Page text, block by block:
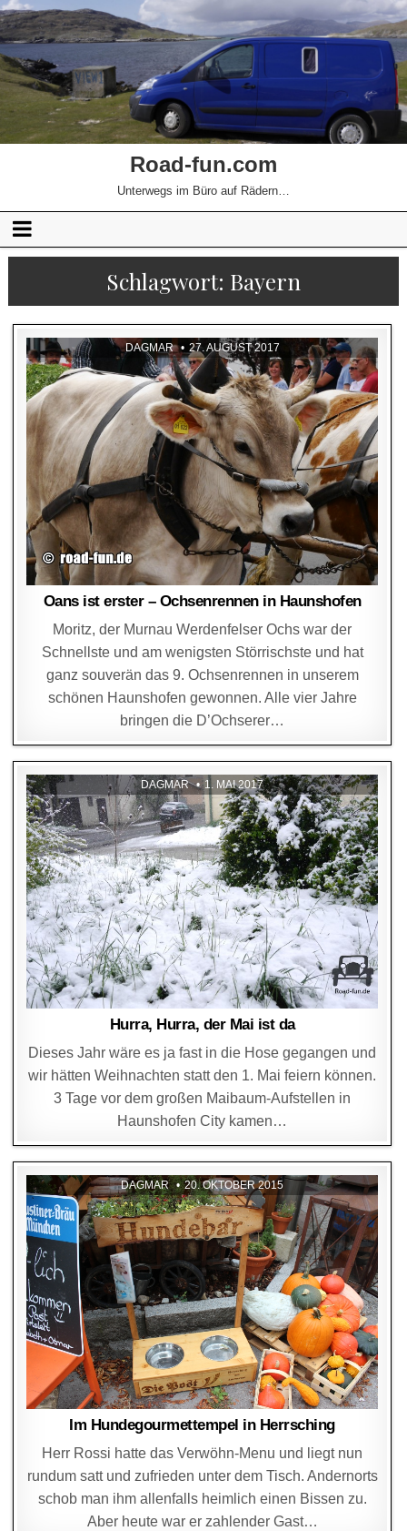
Road-fun.com
Unterwegs im Büro auf Rädern…
Schlagwort: Bayern
DAGMAR 27. AUGUST 2017
Oans ist erster – Ochsenrennen in Haunshofen
Moritz, der Murnau Werdenfelser Ochs war der
Schnellste und am wenigsten Störrischste und hat
ganz souverän das 9. Ochsenrennen in unserem
schönen Haunshofen gewonnen. Alle vier Jahre
bringen die D’Ochserer…
DAGMAR 1. MAI 2017
Hurra, Hurra, der Mai ist da
Dieses Jahr wäre es ja fast in die Hose gegangen und
wir hätten Weihnachten statt den 1. Mai feiern können.
3 Tage vor dem großen Maibaum-Aufstellen in
Haunshofen City kamen…
DAGMAR 20. OKTOBER 2015
Im Hundegourmettempel in Herrsching
Herr Rossi hatte das Verwöhn-Menu und liegt nun
rundum satt und zufrieden unter dem Tisch. Andernorts
schob man ihm allenfalls heimlich einen Bissen zu.
Aber heute war er zahlender Gast…